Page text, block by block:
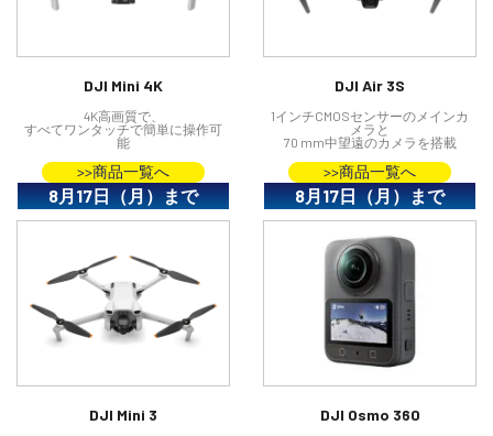
講習会･国家資格･WEBセミナー
定期配信!
サポート・Q&A / 法人・学生のお客様
コーポレートサイト
DJI Mini 4K
4K高画質で、
すべてワンタッチで簡単に操作可
能
>>商品一覧へ
DJI Air 3S
1インチCMOSセンサーのメインカ
メラと
70 mm中望遠のカメラを搭載
>>商品一覧へ
8月17日（月）まで
DJI Mini 3
8月17日（月）まで
DJI Osmo 360